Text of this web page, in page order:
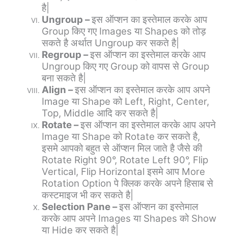
है|
Ungroup –इस ऑप्शन का इस्तेमाल करके आप
Group किए गए Images या Shapes को तोड़
सकते है अर्थात Ungroup कर सकते है|
Regroup –इस ऑप्शन का इस्तेमाल करके आप
Ungroup किए गए Group को वापस से Group
बना सकते है|
Align –इस ऑप्शन का इस्तेमाल करके आप अपने
Image या Shape को Left, Right, Center,
Top, Middle आदि कर सकते है|
Rotate –इस ऑप्शन का इस्तेमाल करके आप अपने
Image या Shape को Rotate कर सकते है,
इसमे आपको बहुत से ऑप्शन मिल जाते है जैसे की
Rotate Right 90°, Rotate Left 90°, Flip
Vertical, Flip Horizontal इसमे आप More
Rotation Option पे क्लिक करके अपने हिसाब से
कस्टमाइज भी कर सकते है|
Selection Pane –इस ऑप्शन का इस्तेमाल
करके आप अपने Images या Shapes को Show
या Hide कर सकते है|